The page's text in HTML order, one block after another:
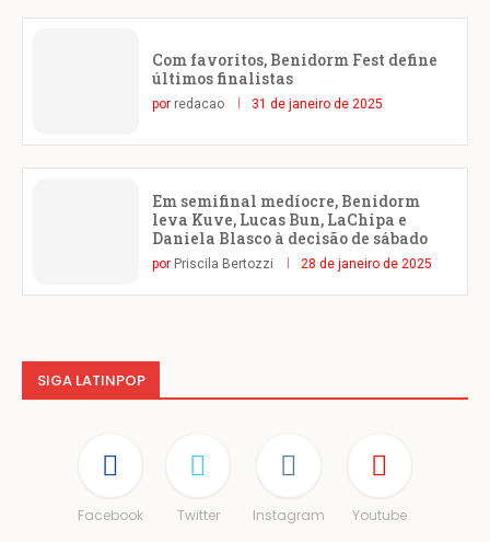
Com favoritos, Benidorm Fest define
últimos finalistas
por redacao 31 de janeiro de 2025
Em semifinal medíocre, Benidorm
leva Kuve, Lucas Bun, LaChipa e
Daniela Blasco à decisão de sábado
por Priscila Bertozzi 28 de janeiro de 2025
SIGA LATINPOP
Facebook Twitter Instagram Youtube